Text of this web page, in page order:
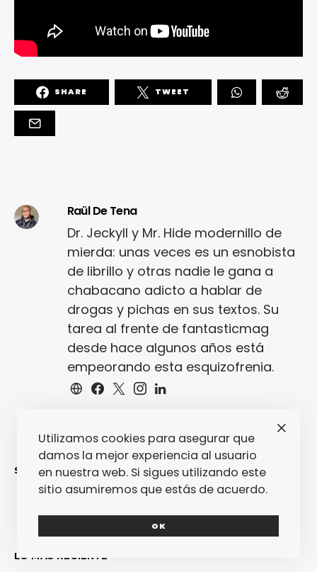
SHARE TWEET
Raül De Tena
Dr. Jeckyll y Mr. Hide modernillo de
mierda: unas veces es un esnobista
de librillo y otras nadie le gana a
chabacano adicto a hablar de
drogas y pichas en sus textos. Su
tarea al frente de fantasticmag
desde hace algunos años está
empeorando esta esquizofrenia.
SINCERAMENTE
LO MÁS RECIENTE
Utilizamos cookies para asegurar que
damos la mejor experiencia al usuario
en nuestra web. Si sigues utilizando este
sitio asumiremos que estás de acuerdo.
OK